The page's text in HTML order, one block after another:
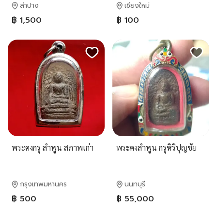
ลำปาง
฿ 1,500
เชียงใหม่
฿ 100
พระคงกรุ ลำพูน สภาพเก่า
กรุงเทพมหานคร
฿ 500
พระคงลำพูน กรุหิริปุญชัย
นนทบุรี
฿ 55,000